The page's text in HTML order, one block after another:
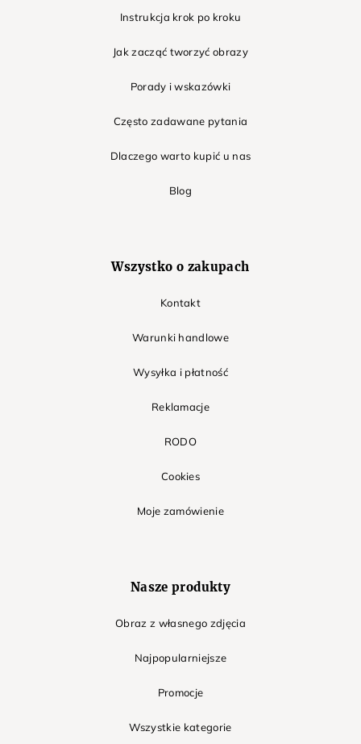
Instrukcja krok po kroku
Jak zacząć tworzyć obrazy
Porady i wskazówki
Często zadawane pytania
Dlaczego warto kupić u nas
Blog
Wszystko o zakupach
Kontakt
Warunki handlowe
Wysyłka i płatność
Reklamacje
RODO
Cookies
Moje zamówienie
Nasze produkty
Obraz z własnego zdjęcia
Najpopularniejsze
Promocje
Wszystkie kategorie